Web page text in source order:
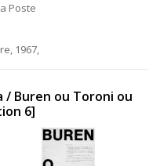
Poste
1967,
/ Buren ou Toroni ou
6]